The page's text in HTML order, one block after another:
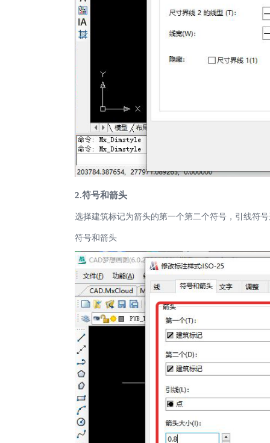
2.符号和箭头
选择建筑标记为箭头的第一个第二个符号，引线符
符号和箭头